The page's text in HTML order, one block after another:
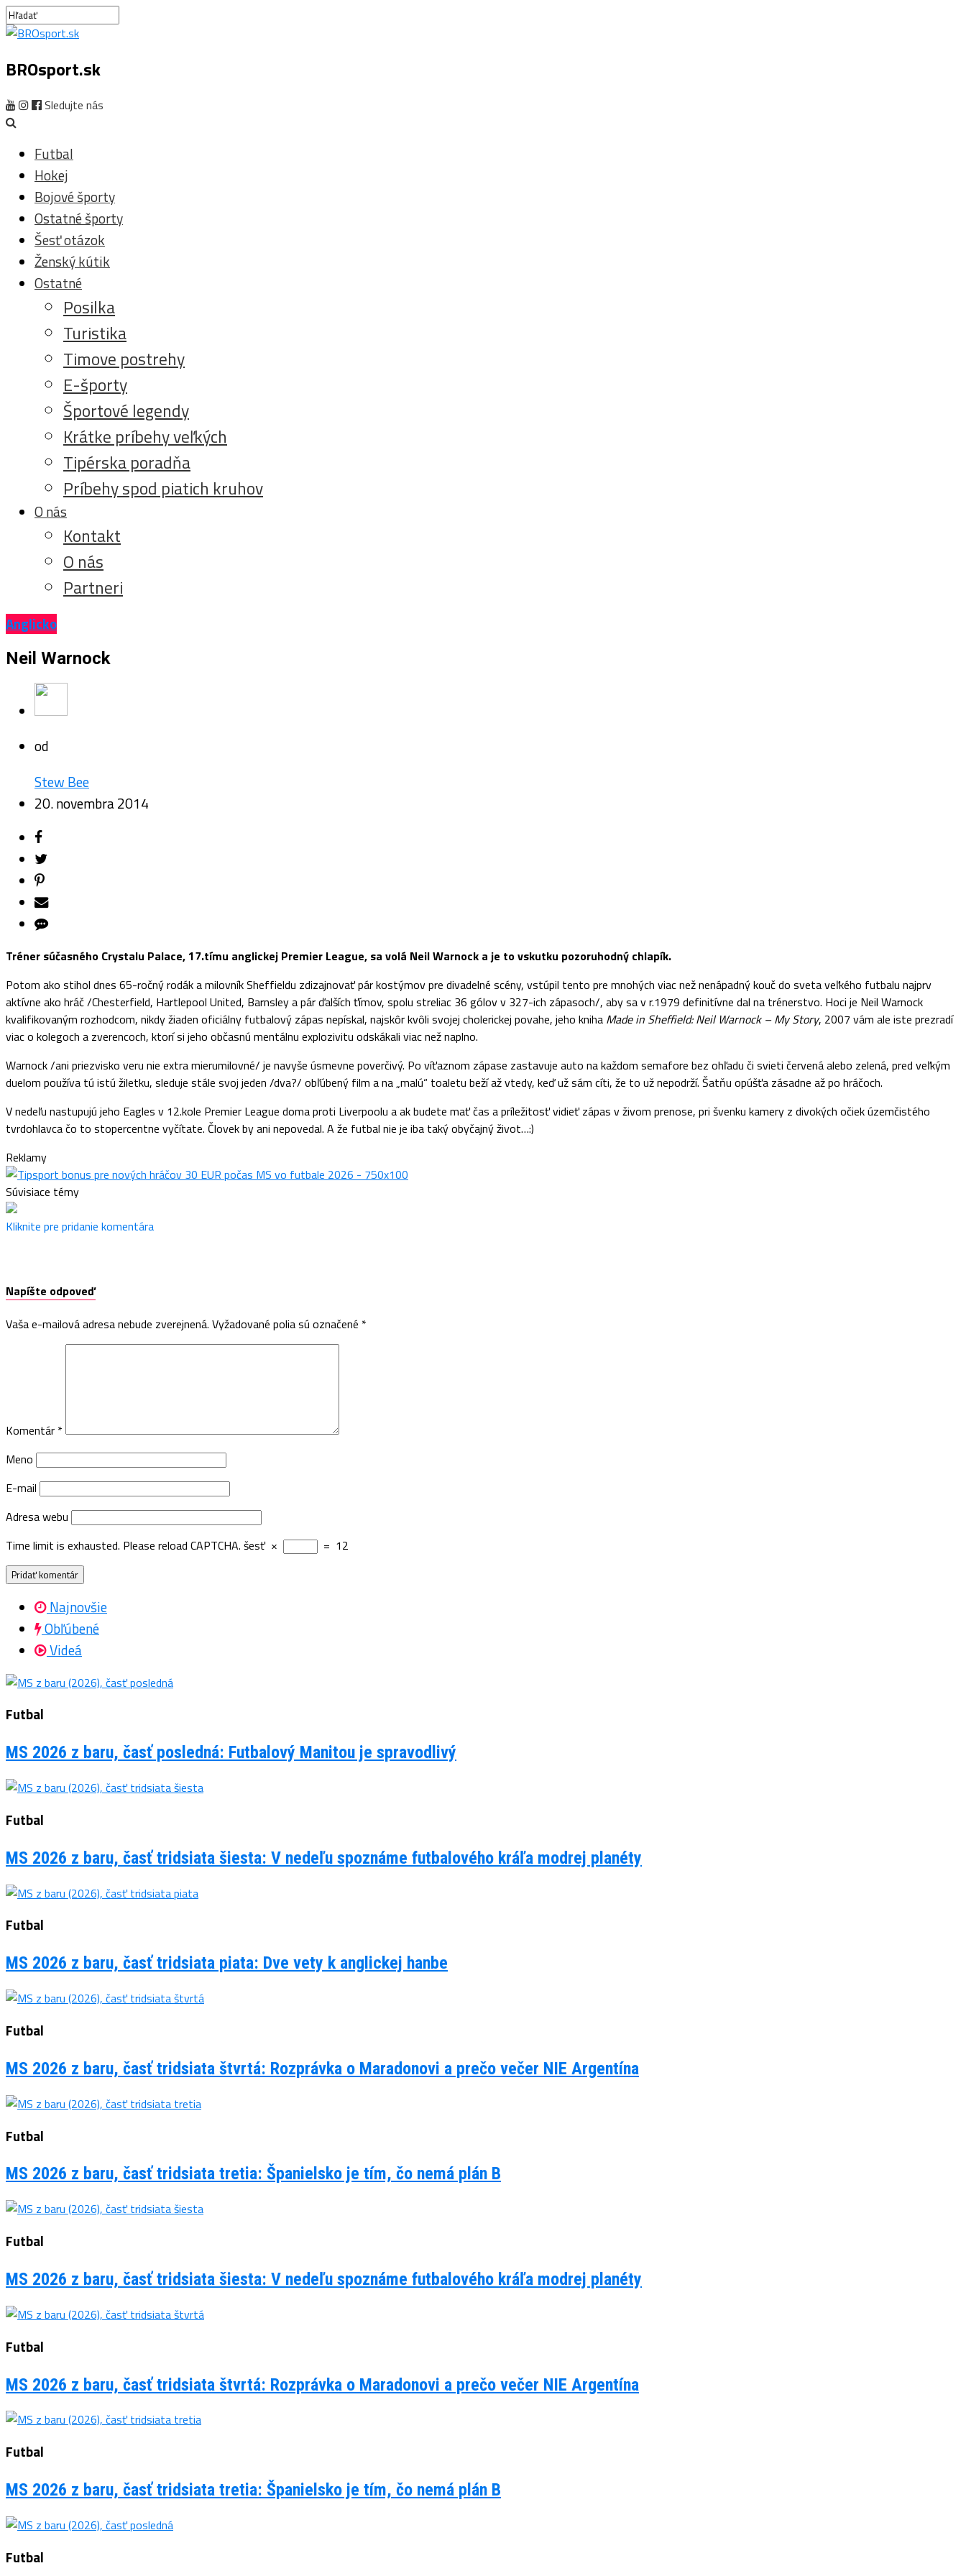
BROsport.sk
Sledujte nás
Futbal
Hokej
Bojové športy
Ostatné športy
Šesť otázok
Ženský kútik
Ostatné
Posilka
Turistika
Timove postrehy
E-športy
Športové legendy
Krátke príbehy veľkých
Tipérska poradňa
Príbehy spod piatich kruhov
O nás
Kontakt
O nás
Partneri
Anglicko
Neil Warnock
od
Stew Bee
20. novembra 2014
Tréner súčasného Crystalu Palace, 17.tímu anglickej Premier League, sa volá Neil Warnock a je to vskutku pozoruhodný chlapík.
Potom ako stihol dnes 65-ročný rodák a milovník Sheffieldu zdizajnovať pár kostýmov pre divadelné scény, vstúpil tento pre mnohých viac než nenápadný kouč do sveta veľkého futbalu najprv
aktívne ako hráč /Chesterfield, Hartlepool United, Barnsley a pár ďalších ťímov, spolu streliac 36 gólov v 327-ich zápasoch/, aby sa v r.1979 definitívne dal na trénerstvo. Hoci je Neil Warnock
kvalifikovaným rozhodcom, nikdy žiaden oficiálny futbalový zápas nepískal, najskôr kvôli svojej cholerickej povahe, jeho kniha Made in Sheffield: Neil Warnock – My Story, 2007 vám ale iste prezradí
viac o kolegoch a zverencoch, ktorí si jeho občasnú mentálnu explozivitu odskákali viac než naplno.
Warnock /ani priezvisko veru nie extra mierumilovné/ je navyše úsmevne poverčivý. Po víťaznom zápase zastavuje auto na každom semafore bez ohľadu či svieti červená alebo zelená, pred veľkým
duelom používa tú istú žiletku, sleduje stále svoj jeden /dva?/ obľúbený film a na „malú“ toaletu beží až vtedy, keď už sám cíti, že to už nepodrží. Šatňu opúšťa zásadne až po hráčoch.
V nedeľu nastupujú jeho Eagles v 12.kole Premier League doma proti Liverpoolu a ak budete mať čas a príležitosť vidieť zápas v živom prenose, pri švenku kamery z divokých očiek územčistého
tvrdohlavca čo to stopercentne vyčítate. Človek by ani nepovedal. A že futbal nie je iba taký obyčajný život…:)
Reklamy
Súvisiace témy
Kliknite pre pridanie komentára
Napíšte odpoveď
Vaša e-mailová adresa nebude zverejnená. Vyžadované polia sú označené *
Komentár *
Meno
E-mail
Adresa webu
Time limit is exhausted. Please reload CAPTCHA. šesť × = 12
Najnovšie
Obľúbené
Videá
Futbal
MS 2026 z baru, časť posledná: Futbalový Manitou je spravodlivý
Futbal
MS 2026 z baru, časť tridsiata šiesta: V nedeľu spoznáme futbalového kráľa modrej planéty
Futbal
MS 2026 z baru, časť tridsiata piata: Dve vety k anglickej hanbe
Futbal
MS 2026 z baru, časť tridsiata štvrtá: Rozprávka o Maradonovi a prečo večer NIE Argentína
Futbal
MS 2026 z baru, časť tridsiata tretia: Španielsko je tím, čo nemá plán B
Futbal
MS 2026 z baru, časť tridsiata šiesta: V nedeľu spoznáme futbalového kráľa modrej planéty
Futbal
MS 2026 z baru, časť tridsiata štvrtá: Rozprávka o Maradonovi a prečo večer NIE Argentína
Futbal
MS 2026 z baru, časť tridsiata tretia: Španielsko je tím, čo nemá plán B
Futbal